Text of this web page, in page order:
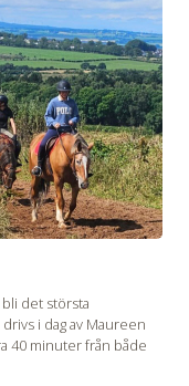
det största
i dag av Maureen
40 minuter från både